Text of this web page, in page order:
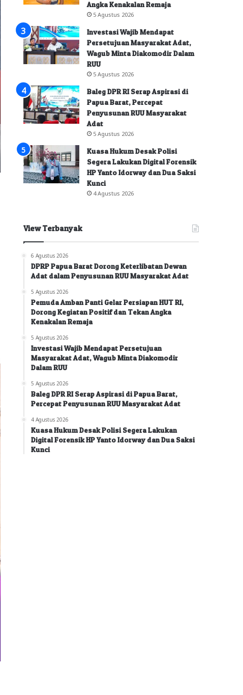
Angka Kenakalan Remaja
5 Agustus 2026
Investasi Wajib Mendapat
Persetujuan Masyarakat Adat,
Wagub Minta Diakomodir Dalam
RUU
5 Agustus 2026
Baleg DPR RI Serap Aspirasi di
Papua Barat, Percepat
Penyusunan RUU Masyarakat
Adat
5 Agustus 2026
Kuasa Hukum Desak Polisi
Segera Lakukan Digital Forensik
HP Yanto Idorway dan Dua Saksi
Kunci
4 Agustus 2026
View Terbanyak
6 Agustus 2026
DPRP Papua Barat Dorong Keterlibatan Dewan
Adat dalam Penyusunan RUU Masyarakat Adat
5 Agustus 2026
Pemuda Amban Panti Gelar Persiapan HUT RI,
Dorong Kegiatan Positif dan Tekan Angka
Kenakalan Remaja
5 Agustus 2026
Investasi Wajib Mendapat Persetujuan
Masyarakat Adat, Wagub Minta Diakomodir
Dalam RUU
5 Agustus 2026
Baleg DPR RI Serap Aspirasi di Papua Barat,
Percepat Penyusunan RUU Masyarakat Adat
4 Agustus 2026
Kuasa Hukum Desak Polisi Segera Lakukan
Digital Forensik HP Yanto Idorway dan Dua Saksi
Kunci